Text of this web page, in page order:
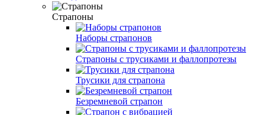
Страпоны
Наборы страпонов
Страпоны с трусиками и фаллопротезы
Трусики для страпона
Безремневой страпон